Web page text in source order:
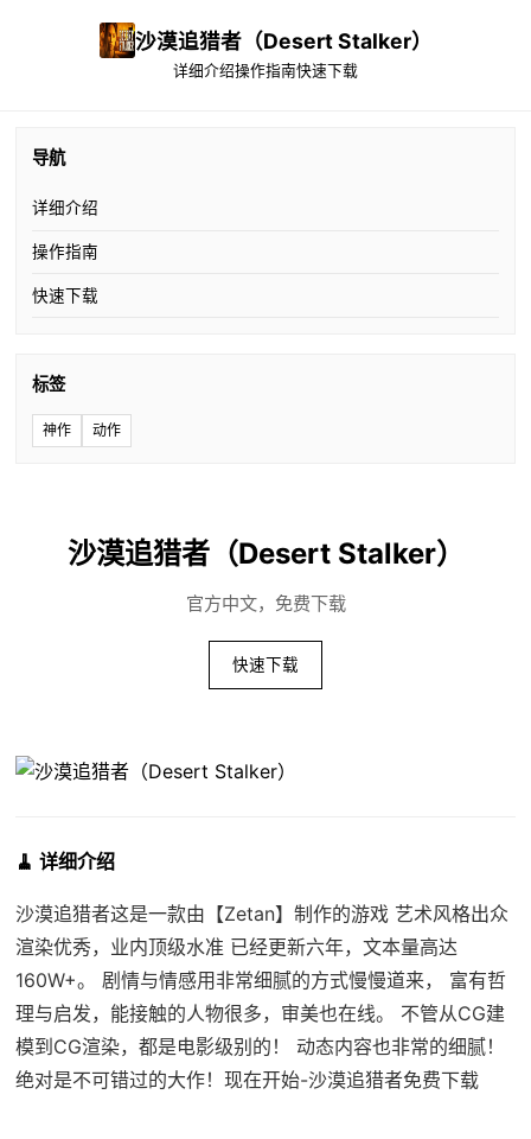
沙漠追猎者（Desert Stalker）
详细介绍操作指南快速下载
导航
详细介绍
操作指南
快速下载
标签
神作 动作
沙漠追猎者（Desert Stalker）
官方中文，免费下载
快速下载
🧹 详细介绍
沙漠追猎者这是一款由【Zetan】制作的游戏 艺术风格出众
渲染优秀，业内顶级水准 已经更新六年，文本量高达
160W+。 剧情与情感用非常细腻的方式慢慢道来， 富有哲
理与启发，能接触的人物很多，审美也在线。 不管从CG建
模到CG渲染，都是电影级别的！ 动态内容也非常的细腻！
绝对是不可错过的大作！现在开始-沙漠追猎者免费下载